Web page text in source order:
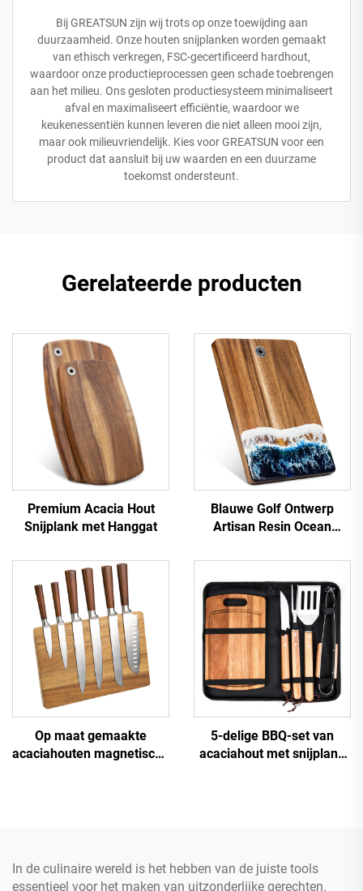
Bij GREATSUN zijn wij trots op onze toewijding aan
duurzaamheid. Onze houten snijplanken worden gemaakt
van ethisch verkregen, FSC-gecertificeerd hardhout,
waardoor onze productieprocessen geen schade toebrengen
aan het milieu. Ons gesloten productiesysteem minimaliseert
afval en maximaliseert efficiëntie, waardoor we
keukenessentiën kunnen leveren die niet alleen mooi zijn,
maar ook milieuvriendelijk. Kies voor GREATSUN voor een
product dat aansluit bij uw waarden en een duurzame
toekomst ondersteunt.
Gerelateerde producten
Premium Acacia Hout
Snijplank met Hanggat
Blauwe Golf Ontwerp
‌Artisan Resin Ocean
Op maat gemaakte
acaciahouten magnetische
5-delige BBQ-set van
acaciahout met snijplank
In de culinaire wereld is het hebben van de juiste tools
essentieel voor het maken van uitzonderlijke gerechten.